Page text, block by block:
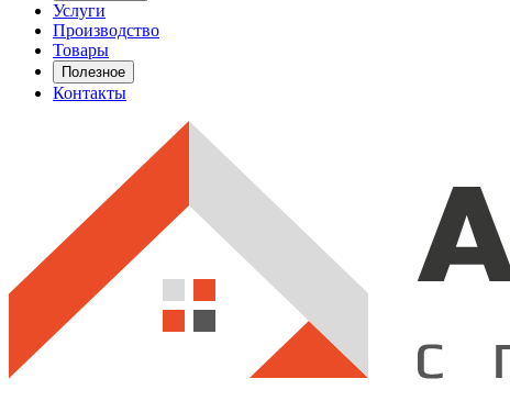
Услуги
Производство
Товары
Полезное
Контакты